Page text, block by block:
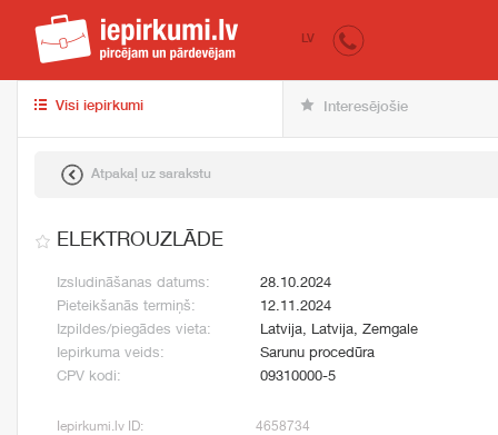
iepirkumi.lv
LV
Visi iepirkumi Interesējošie
Atpakaļ uz sarakstu
ELEKTROUZLĀDE
Izsludināšanas datums:
28.10.2024
Pieteikšanās termiņš:
12.11.2024
Izpildes/piegādes vieta:
Latvija, Latvija, Zemgale
Iepirkuma veids:
Sarunu procedūra
CPV kodi:
09310000-5
Iepirkumi.lv ID: 4658734